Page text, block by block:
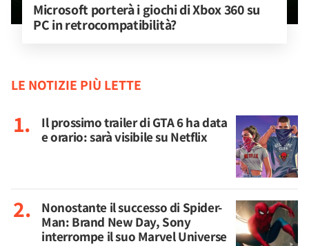
Microsoft porterà i giochi di Xbox 360 su
PC in retrocompatibilità?
LE NOTIZIE PIÙ LETTE
Il prossimo trailer di GTA 6 ha data
e orario: sarà visibile su Netflix
Nonostante il successo di Spider-
Man: Brand New Day, Sony
interrompe il suo Marvel Universe